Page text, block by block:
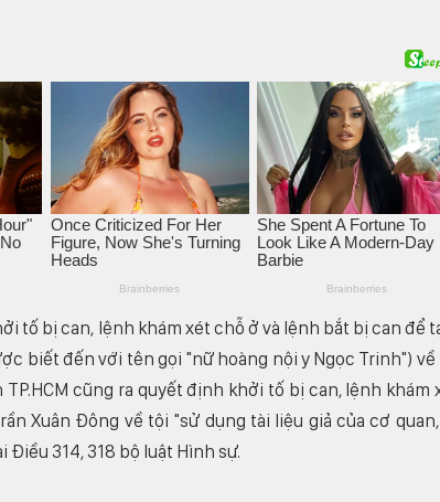
tố bị can, lệnh khám xét chỗ ở và lệnh bắt bị can để
biết đến với tên gọi "nữ hoàng nội y Ngọc Trinh") về
cũng ra quyết định khởi tố bị can, lệnh khám
Xuân Đông về tội "sử dụng tài liệu giả của cơ
314, 318 bộ luật Hình sự.